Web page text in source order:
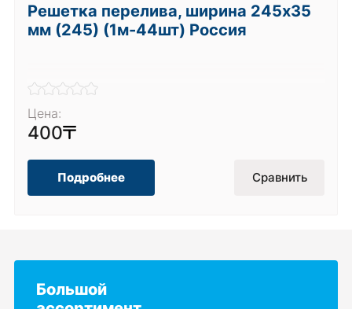
Решетка перелива, ширина 245х35
мм (245) (1м-44шт) Россия
Цена:
400
Подробнее Сравнить
Большой